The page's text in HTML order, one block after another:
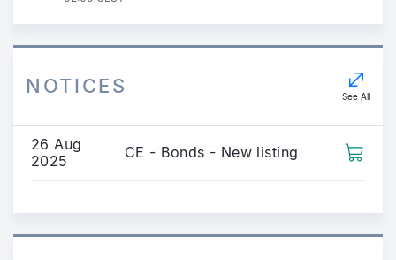
NOTICES See All
26 Aug
2025
CE - Bonds - New listing